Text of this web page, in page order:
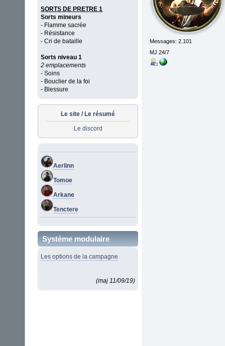
SORTS DE PRETRE 1
Sorts mineurs
- Flamme sacrée
- Résistance
- Cri de bataille
Sorts niveau 1
2 emplacements
- Soins
- Bouclier de la foi
- Blessure
Le site / Le résumé
Le discord
Aerlinn
Tomoe
Arkane
Tenctere
Système modulaire
Les options de la campagne
(maj 11/09/19)
Messages: 2.101
MJ 24/7